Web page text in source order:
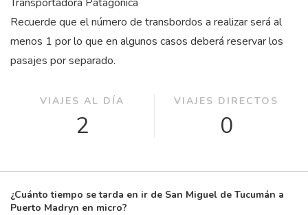
Recuerde que el número de transbordos a realizar será al
menos 1 por lo que en algunos casos deberá reservar los
pasajes por separado.
VIAJES AL DÍA
2
VIAJES DIRECTOS
0
¿Cuánto tiempo se tarda en ir de San Miguel de Tucumán a
Puerto Madryn en micro?